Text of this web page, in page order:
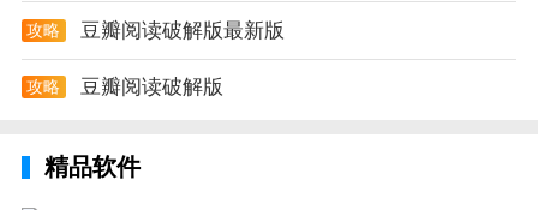
攻略 豆瓣阅读破解版最新版
攻略 豆瓣阅读破解版
精品软件